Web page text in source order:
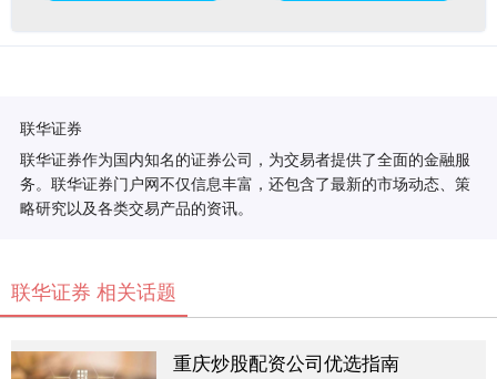
联华证券
联华证券作为国内知名的证券公司，为交易者提供了全面的金融服
务。联华证券门户网不仅信息丰富，还包含了最新的市场动态、策
略研究以及各类交易产品的资讯。
联华证券 相关话题
重庆炒股配资公司优选指南